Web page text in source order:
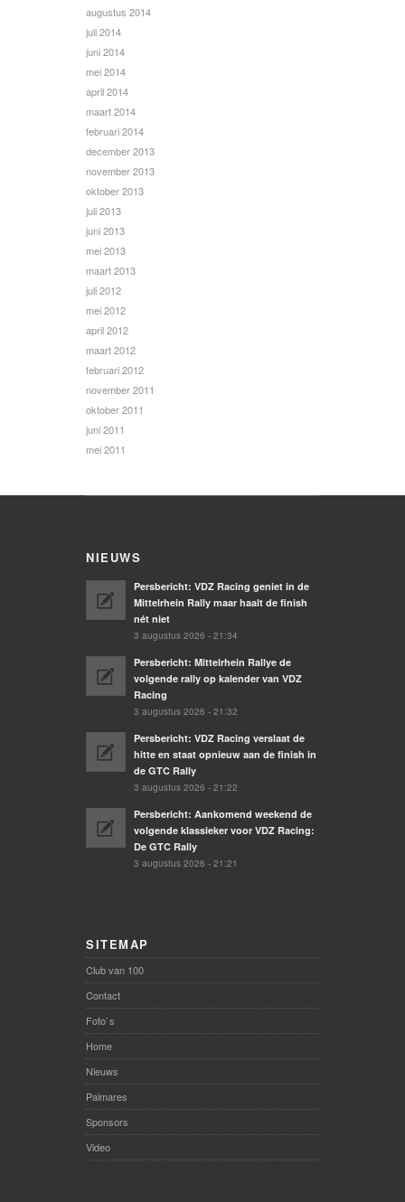
augustus 2014
juli 2014
juni 2014
mei 2014
april 2014
maart 2014
februari 2014
december 2013
november 2013
oktober 2013
juli 2013
juni 2013
mei 2013
maart 2013
juli 2012
mei 2012
april 2012
maart 2012
februari 2012
november 2011
oktober 2011
juni 2011
mei 2011
NIEUWS
Persbericht: VDZ Racing geniet in de
Mittelrhein Rally maar haalt de finish
nét niet
3 augustus 2026 - 21:34
Persbericht: Mittelrhein Rallye de
volgende rally op kalender van VDZ
Racing
3 augustus 2026 - 21:32
Persbericht: VDZ Racing verslaat de
hitte en staat opnieuw aan de finish in
de GTC Rally
3 augustus 2026 - 21:22
Persbericht: Aankomend weekend de
volgende klassieker voor VDZ Racing:
De GTC Rally
3 augustus 2026 - 21:21
SITEMAP
Club van 100
Contact
Foto`s
Home
Nieuws
Palmares
Sponsors
Video